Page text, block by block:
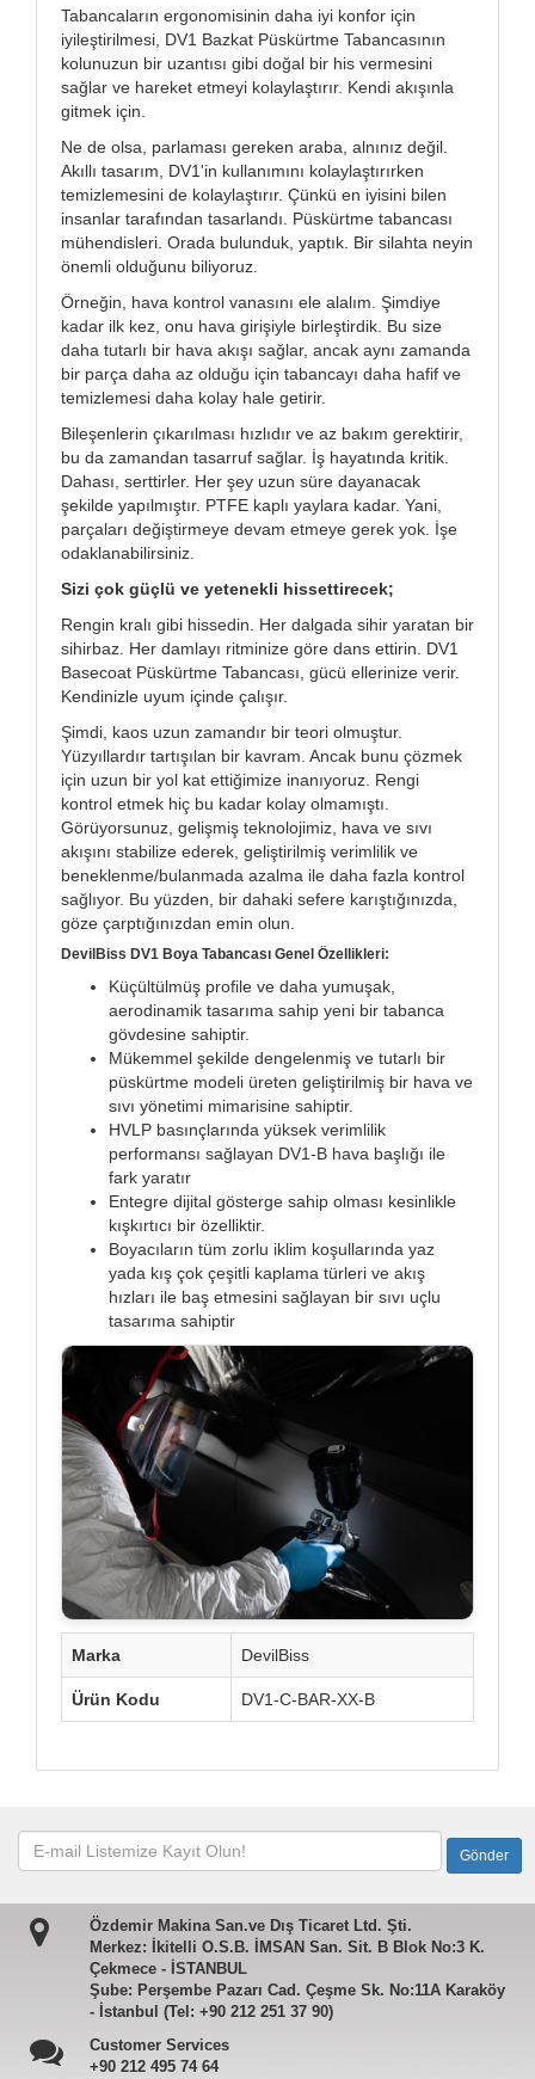
Tabancaların ergonomisinin daha iyi konfor için
iyileştirilmesi, DV1 Bazkat Püskürtme Tabancasının
kolunuzun bir uzantısı gibi doğal bir his vermesini
sağlar ve hareket etmeyi kolaylaştırır. Kendi akışınla
gitmek için.
Ne de olsa, parlaması gereken araba, alnınız değil.
Akıllı tasarım, DV1'in kullanımını kolaylaştırırken
temizlemesini de kolaylaştırır. Çünkü en iyisini bilen
insanlar tarafından tasarlandı. Püskürtme tabancası
mühendisleri. Orada bulunduk, yaptık. Bir silahta neyin
önemli olduğunu biliyoruz.
Örneğin, hava kontrol vanasını ele alalım. Şimdiye
kadar ilk kez, onu hava girişiyle birleştirdik. Bu size
daha tutarlı bir hava akışı sağlar, ancak aynı zamanda
bir parça daha az olduğu için tabancayı daha hafif ve
temizlemesi daha kolay hale getirir.
Bileşenlerin çıkarılması hızlıdır ve az bakım gerektirir,
bu da zamandan tasarruf sağlar. İş hayatında kritik.
Dahası, serttirler. Her şey uzun süre dayanacak
şekilde yapılmıştır. PTFE kaplı yaylara kadar. Yani,
parçaları değiştirmeye devam etmeye gerek yok. İşe
odaklanabilirsiniz.
Sizi çok güçlü ve yetenekli hissettirecek;
Rengin kralı gibi hissedin. Her dalgada sihir yaratan bir
sihirbaz. Her damlayı ritminize göre dans ettirin. DV1
Basecoat Püskürtme Tabancası, gücü ellerinize verir.
Kendinizle uyum içinde çalışır.
Şimdi, kaos uzun zamandır bir teori olmuştur.
Yüzyıllardır tartışılan bir kavram. Ancak bunu çözmek
için uzun bir yol kat ettiğimize inanıyoruz. Rengi
kontrol etmek hiç bu kadar kolay olmamıştı.
Görüyorsunuz, gelişmiş teknolojimiz, hava ve sıvı
akışını stabilize ederek, geliştirilmiş verimlilik ve
beneklenme/bulanmada azalma ile daha fazla kontrol
sağlıyor. Bu yüzden, bir dahaki sefere karıştığınızda,
göze çarptığınızdan emin olun.
DevilBiss DV1 Boya Tabancası Genel Özellikleri:
Küçültülmüş profile ve daha yumuşak,
aerodinamik tasarıma sahip yeni bir tabanca
gövdesine sahiptir.
Mükemmel şekilde dengelenmiş ve tutarlı bir
püskürtme modeli üreten geliştirilmiş bir hava ve
sıvı yönetimi mimarisine sahiptir.
HVLP basınçlarında yüksek verimlilik
performansı sağlayan DV1-B hava başlığı ile
fark yaratır
Entegre dijital gösterge sahip olması kesinlikle
kışkırtıcı bir özelliktir.
Boyacıların tüm zorlu iklim koşullarında yaz
yada kış çok çeşitli kaplama türleri ve akış
hızları ile baş etmesini sağlayan bir sıvı uçlu
tasarıma sahiptir
Marka DevilBiss
Ürün Kodu DV1-C-BAR-XX-B
Özdemir Makina San.ve Dış Ticaret Ltd. Şti.
Merkez: İkitelli O.S.B. İMSAN San. Sit. B Blok No:3 K.
Çekmece - İSTANBUL
Şube: Perşembe Pazarı Cad. Çeşme Sk. No:11A Karaköy
- İstanbul (Tel: +90 212 251 37 90)
Customer Services
+90 212 495 74 64